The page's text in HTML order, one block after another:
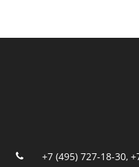
+7 (495) 727-18-30,